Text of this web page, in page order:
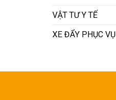
VẬT TƯ Y TẾ
XE ĐẨY PHỤC VỤ